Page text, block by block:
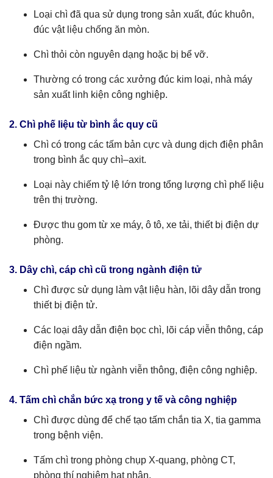
Loại chì đã qua sử dụng trong sản xuất, đúc khuôn,
đúc vật liệu chống ăn mòn.
Chì thỏi còn nguyên dạng hoặc bị bể vỡ.
Thường có trong các xưởng đúc kim loại, nhà máy
sản xuất linh kiện công nghiệp.
2. Chì phế liệu từ bình ắc quy cũ
Chì có trong các tấm bản cực và dung dịch điện phân
trong bình ắc quy chì–axit.
Loại này chiếm tỷ lệ lớn trong tổng lượng chì phế liệu
trên thị trường.
Được thu gom từ xe máy, ô tô, xe tải, thiết bị điện dự
phòng.
3. Dây chì, cáp chì cũ trong ngành điện tử
Chì được sử dụng làm vật liệu hàn, lõi dây dẫn trong
thiết bị điện tử.
Các loại dây dẫn điện bọc chì, lõi cáp viễn thông, cáp
điện ngầm.
Chì phế liệu từ ngành viễn thông, điện công nghiệp.
4. Tấm chì chắn bức xạ trong y tế và công nghiệp
Chì được dùng để chế tạo tấm chắn tia X, tia gamma
trong bệnh viện.
Tấm chì trong phòng chụp X-quang, phòng CT,
phòng thí nghiệm hạt nhân.